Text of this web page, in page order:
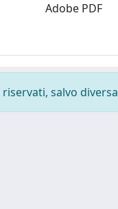
Adobe PDF
salvo